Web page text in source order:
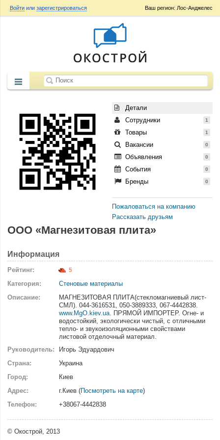
Ваш регион: Лос-Анджелес
Войти или зарегистрироваться
Детали
Сотрудники
1
Товары 1
Вакансии 0
Объявления 0
События 0
Бренды 0
Пожаловаться на компанию
Рассказать друзьям
ООО «Магнезитовая плита»
Информация
Рейтинг: 5
Категория:
Стеновые материалы
Описание:
МАГНЕЗИТОВАЯ ПЛИТА(стекломагниевый лист-
СМЛ). 044-3616531, 050-3889333, 067-4442838.
www.MgO.kiev.ua. ПРЯМОЙ ИМПОРТЕР. Огне- и
водостойкий, экологически чистый, с отличными
тепло- и звукоизоляционными свойствами
листовой отделочный материал.
Руководитель:
Игорь Эдуардович
Страна:
Украина
Город:
Киев
Адрес:
г.Киев (Посмотреть на карте)
Телефон:
+38067-4442838
© Окострой, 2013